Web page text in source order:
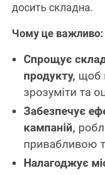
досить складна.
Чому це важливо:
Спрощує
продукту, щоб
зрозуміти та
Забезпечує
кампаній,
привабливою
Налагоджує